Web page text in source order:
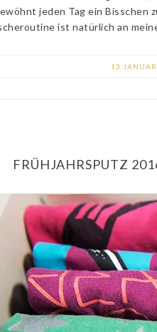
jeden Tag ein Bisschen
ist natürlich an
13
FRÜHJAHRSPUTZ